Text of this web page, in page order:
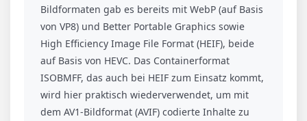
Bildformaten gab es bereits mit WebP (auf Basis
von VP8) und Better Portable Graphics sowie
High Efficiency Image File Format (HEIF), beide
auf Basis von HEVC. Das Containerformat
ISOBMFF, das auch bei HEIF zum Einsatz kommt,
wird hier praktisch wiederverwendet, um mit
dem AV1-Bildformat (AVIF) codierte Inhalte zu